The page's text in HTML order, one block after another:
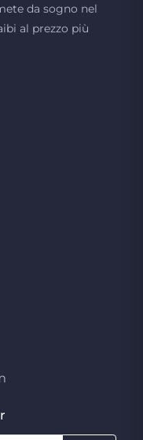
da sogno nel
al prezzo più